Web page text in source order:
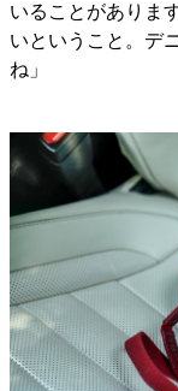
いることがありま
いということ。デ
ね」